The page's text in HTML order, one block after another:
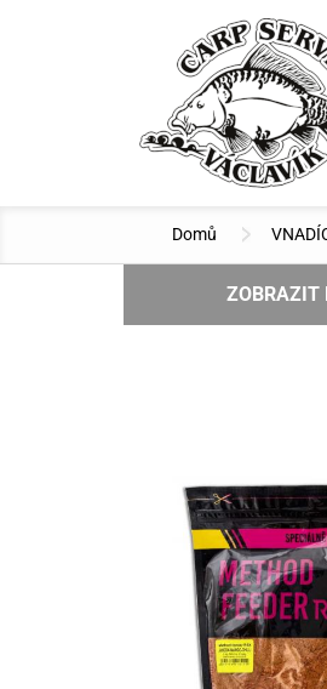
Domů
ZOBRAZIT
BOILIES CSV
BOILIES CARP ZOOM
AROMA, DIPY, BOOSTERY
BÓJKA, MARKER,